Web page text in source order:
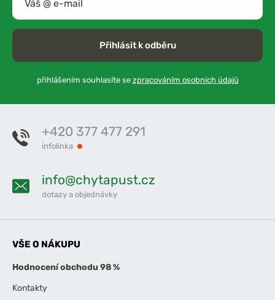
Přihlásit k odběru
přihlášením souhlasíte se zpracováním osobních údajů
+420 377 477 291
infolinka
info@chytapust.cz
dotazy a objednávky
VŠE O NÁKUPU
Hodnocení obchodu 98 %
Kontakty